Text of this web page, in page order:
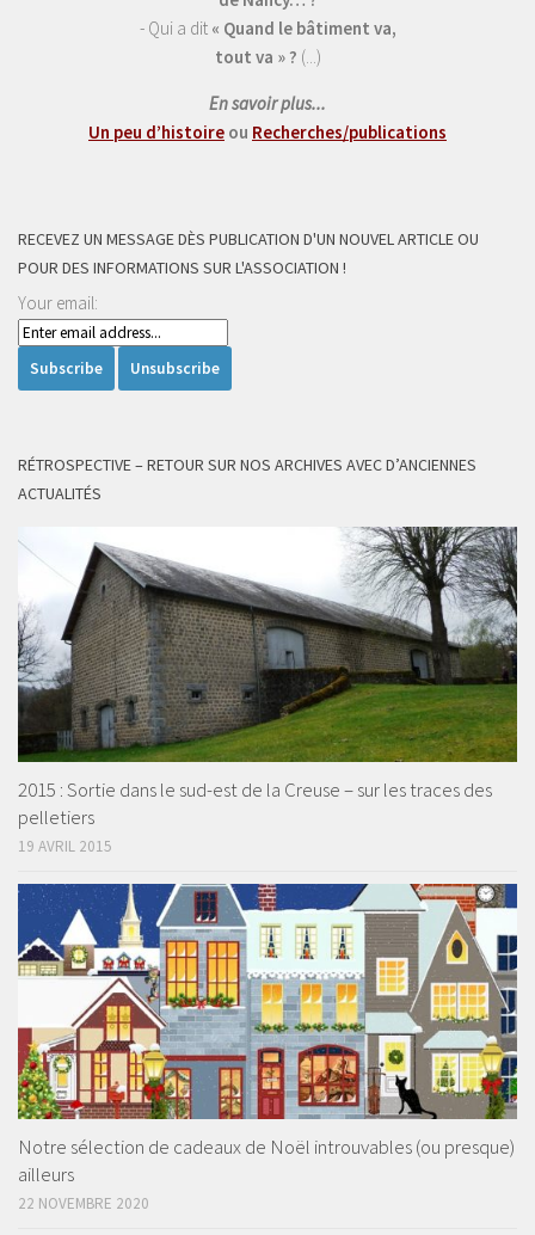
- Qui a dit« Quand le bâtiment va,
tout va » ? (...)
En savoir plus...
Un peu d’histoire ou Recherches/publications
RECEVEZ UN MESSAGE DÈS PUBLICATION D'UN NOUVEL ARTICLE OU
POUR DES INFORMATIONS SUR L'ASSOCIATION !
Your email:
RÉTROSPECTIVE – RETOUR SUR NOS ARCHIVES AVEC D’ANCIENNES
ACTUALITÉS
2015 : Sortie dans le sud-est de la Creuse – sur les traces des
pelletiers
19 AVRIL 2015
Notre sélection de cadeaux de Noël introuvables (ou presque)
ailleurs
22 NOVEMBRE 2020